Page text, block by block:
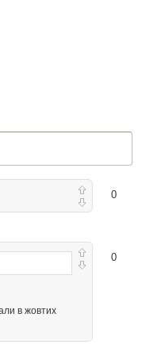
0
0
в жовтих